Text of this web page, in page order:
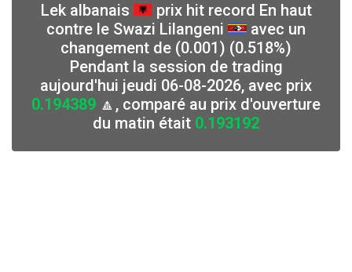
Lek albanais
prix hit record En haut
contre le Swazi Lilangeni
avec un
changement de (0.001) (0.518%)
Pendant la session de trading
aujourd'hui jeudi 06-08-2026, avec prix
0.194389 🔼, comparé au prix d'ouverture
du matin était 0.193192